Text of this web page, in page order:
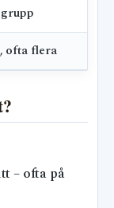
ofta flera
– ofta på